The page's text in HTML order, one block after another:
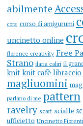
abilmente
corsi corso di amigurumi
uncinetto online
florence creativity Free
Strano ilaria caliri il
knit knit cafè
magliuomini
parlano di me pattern
ravelry scarf scialle
ufficietto Uncinetto